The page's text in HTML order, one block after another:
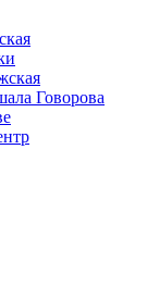
Говорова